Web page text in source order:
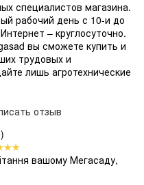
специалистов магазина.
рабочий день с 10-и до
– круглосуточно.
вы сможете купить и
трудовых и
лишь агротехнические
отзыв
вашому Мегасаду,